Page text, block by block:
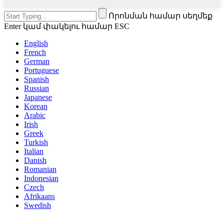
Որոնման համար սեղմեք
Enter կամ փակելու համար ESC
English
French
German
Portuguese
Spanish
Russian
Japanese
Korean
Arabic
Irish
Greek
Turkish
Italian
Danish
Romanian
Indonesian
Czech
Afrikaans
Swedish